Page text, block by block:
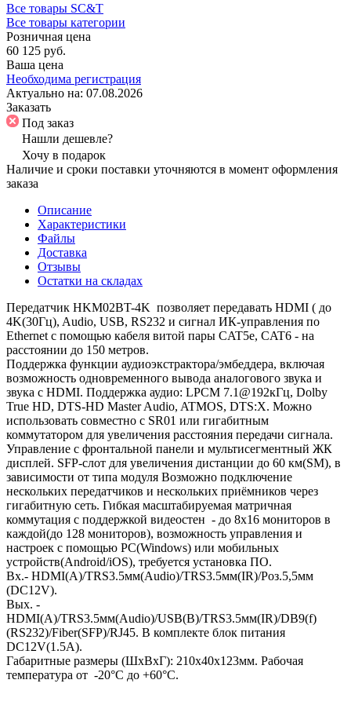
Все товары SC&T
Все товары категории
Розничная цена
60 125 руб.
Ваша цена
Необходима регистрация
Актуально на: 07.08.2026
Заказать
Под заказ
Нашли дешевле?
Хочу в подарок
Наличие и сроки поставки уточняются в момент оформления
заказа
Описание
Характеристики
Файлы
Доставка
Отзывы
Остатки на складах
Передатчик HKM02BT-4K позволяет передавать HDMI ( до
4K(30Гц), Audio, USB, RS232 и сигнал ИК-управления по
Ethernet с помощью кабеля витой пары CAT5e, CAT6 - на
расстоянии до 150 метров.
Поддержка функции аудиоэкстрактора/эмбеддера, включая
возможность одновременного вывода аналогового звука и
звука с HDMI. Поддержка аудио: LPCM 7.1@192кГц, Dolby
True HD, DTS-HD Master Audio, ATMOS, DTS:X. Можно
использовать совместно с SR01 или гигабитным
коммутатором для увеличения расстояния передачи сигнала.
Управление с фронтальной панели и мультисегментный ЖК
дисплей. SFP-слот для увеличения дистанции до 60 км(SM), в
зависимости от типа модуля Возможно подключение
нескольких передатчиков и нескольких приёмников через
гигабитную сеть. Гибкая масштабируемая матричная
коммутация с поддержкой видеостен - до 8x16 мониторов в
каждой(до 128 мониторов), возможность управления и
настроек с помощью РС(Windows) или мобильных
устройств(Android/iOS), требуется установка ПО.
Вх.- HDMI(A)/TRS3.5мм(Audio)/TRS3.5мм(IR)/Роз.5,5мм
(DC12V).
Вых. -
HDMI(A)/TRS3.5мм(Audio)/USB(B)/TRS3.5мм(IR)/DB9(f)
(RS232)/Fiber(SFP)/RJ45. В комплекте блок питания
DC12V(1.5А).
Габаритные размеры (ШxВxГ): 210x40x123мм. Рабочая
температура от -20°С до +60°С.